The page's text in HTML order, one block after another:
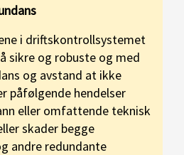
i driftskontrollsystemet
sikre og robuste og med
og avstand at ikke
påfølgende hendelser
eller omfattende teknisk
skader begge
andre redundante